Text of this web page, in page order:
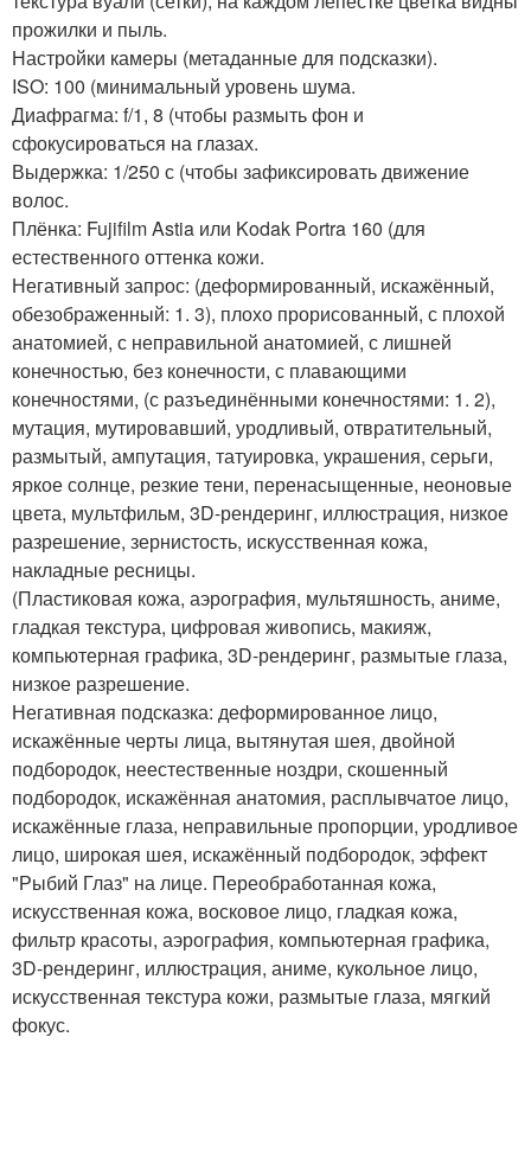
прожилки и пыль.
Настройки камеры (метаданные для подсказки).
ISO: 100 (минимальный уровень шума.
Диафрагма: f/1, 8 (чтобы размыть фон и
сфокусироваться на глазах.
Выдержка: 1/250 с (чтобы зафиксировать движение
волос.
Плёнка: Fujifilm Astia или Kodak Portra 160 (для
естественного оттенка кожи.
Негативный запрос: (деформированный, искажённый,
обезображенный: 1. 3), плохо прорисованный, с плохой
анатомией, с неправильной анатомией, с лишней
конечностью, без конечности, с плавающими
конечностями, (с разъединёнными конечностями: 1. 2),
мутация, мутировавший, уродливый, отвратительный,
размытый, ампутация, татуировка, украшения, серьги,
яркое солнце, резкие тени, перенасыщенные, неоновые
цвета, мультфильм, 3D-рендеринг, иллюстрация, низкое
разрешение, зернистость, искусственная кожа,
накладные ресницы.
(Пластиковая кожа, аэрография, мультяшность, аниме,
гладкая текстура, цифровая живопись, макияж,
компьютерная графика, 3D-рендеринг, размытые глаза,
низкое разрешение.
Негативная подсказка: деформированное лицо,
искажённые черты лица, вытянутая шея, двойной
подбородок, неестественные ноздри, скошенный
подбородок, искажённая анатомия, расплывчатое лицо,
искажённые глаза, неправильные пропорции, уродливое
лицо, широкая шея, искажённый подбородок, эффект
"Рыбий Глаз" на лице. Переобработанная кожа,
искусственная кожа, восковое лицо, гладкая кожа,
фильтр красоты, аэрография, компьютерная графика,
3D-рендеринг, иллюстрация, аниме, кукольное лицо,
искусственная текстура кожи, размытые глаза, мягкий
фокус.